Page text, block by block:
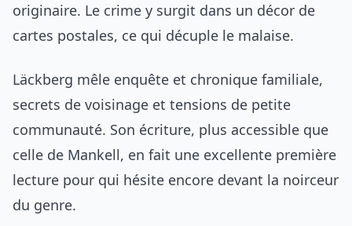
originaire. Le crime y surgit dans un décor de
cartes postales, ce qui décuple le malaise.
Läckberg mêle enquête et chronique familiale,
secrets de voisinage et tensions de petite
communauté. Son écriture, plus accessible que
celle de Mankell, en fait une excellente première
lecture pour qui hésite encore devant la noirceur
du genre.